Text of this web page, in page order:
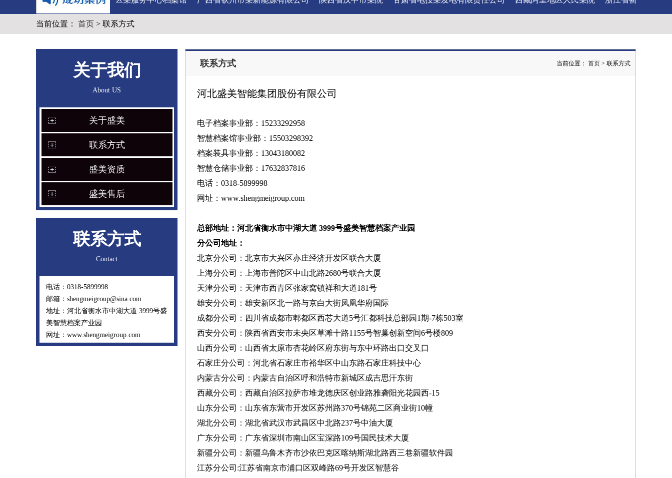
当前位置： 首页 > 联系方式
关于我们
About US
关于盛美
联系方式
盛美资质
盛美售后
联系方式
Contact
电话：0318-5899998
邮箱：shengmeigroup@sina.com
地址：河北省衡水市中湖大道 3999号盛
美智慧档案产业园
网址：www.shengmeigroup.com
联系方式 当前位置： 首页 > 联系方式
河北盛美智能集团股份有限公司
电子档案事业部：15233292958
智慧档案馆事业部：15503298392
档案装具事业部：13043180082
智慧仓储事业部：17632837816
电话：0318-5899998
网址：www.shengmeigroup.com
总部地址：河北省衡水市中湖大道 3999号盛美智慧档案产业园
分公司地址：
北京分公司：北京市大兴区亦庄经济开发区联合大厦
上海分公司：上海市普陀区中山北路2680号联合大厦
天津分公司：天津市西青区张家窝镇祥和大道181号
雄安分公司：雄安新区北一路与京白大街凤凰华府国际
成都分公司：四川省成都市郫都区西芯大道5号汇都科技总部园1期-7栋503室
西安分公司：陕西省西安市未央区草滩十路1155号智巢创新空间6号楼809
山西分公司：山西省太原市杏花岭区府东街与东中环路出口交叉口
石家庄分公司：河北省石家庄市裕华区中山东路石家庄科技中心
内蒙古分公司：内蒙古自治区呼和浩特市新城区成吉思汗东街
西藏分公司：西藏自治区拉萨市堆龙德庆区创业路雅砻阳光花园西-15
山东分公司：山东省东营市开发区苏州路370号锦苑二区商业街10幢
湖北分公司：湖北省武汉市武昌区中北路237号中油大厦
广东分公司：广东省深圳市南山区宝深路109号国民技术大厦
新疆分公司：新疆乌鲁木齐市沙依巴克区喀纳斯湖北路西三巷新疆软件园
江苏分公司:江苏省南京市浦口区双峰路69号开发区智慧谷